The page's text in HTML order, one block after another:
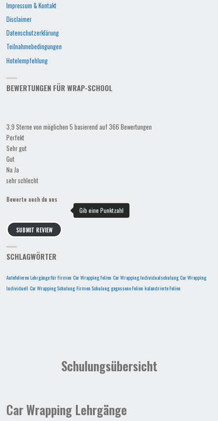
Impressum & Kontakt
Disclaimer
Datenschutzerklärung
Teilnahmebedingungen
Hotelempfehlung
BEWERTUNGEN FÜR WRAP-SCHOOL
3,9 Sterne von möglichen 5 basierend auf 366 Bewertungen
Perfekt
Sehr gut
Gut
Na Ja
sehr schlecht
Bewerte auch du uns
SUBMIT REVIEW
SCHLAGWÖRTER
Autofolieren Lehrgänge für Firmen Car Wrapping Folien Car Wrapping Individualschulung Car Wrapping
Individuell Car Wrapping Schulung Firmen Schulung gegossene Folien kalandrierte Folien
Schulungsübersicht
Car Wrapping Lehrgänge